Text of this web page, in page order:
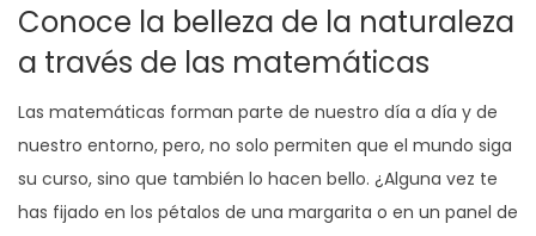
Conoce la belleza de la naturaleza
a través de las matemáticas
Las matemáticas forman parte de nuestro día a día y de
nuestro entorno, pero, no solo permiten que el mundo siga
su curso, sino que también lo hacen bello. ¿Alguna vez te
has fijado en los pétalos de una margarita o en un panel de